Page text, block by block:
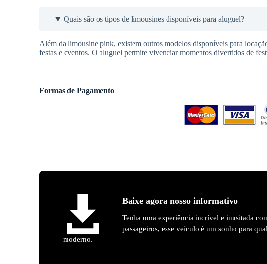
Quais são os tipos de limousines disponíveis para aluguel?
Além da limousine pink, existem outros modelos disponíveis para
festas e eventos. O aluguel permite vivenciar momentos divertidos de
Formas de Pagamento
Baixe agora nosso informativo
Tenha uma experiência incrível e inusitada
passageiros, esse veículo é um sonho para
moderno.